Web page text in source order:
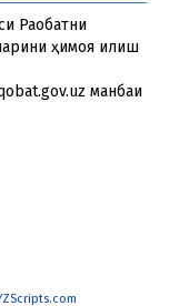
Рақобатни
ҳимоя қилиш
манбаи